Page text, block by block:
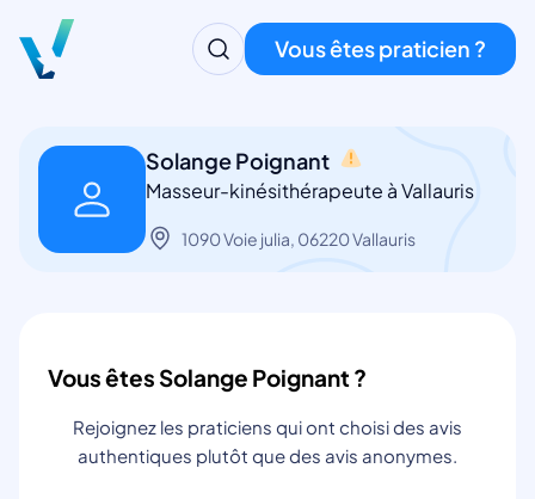
Vous êtes praticien ?
Solange Poignant
Masseur-kinésithérapeute à Vallauris
1090 Voie julia, 06220 Vallauris
Vous êtes Solange Poignant ?
Rejoignez les praticiens qui ont choisi des avis
authentiques plutôt que des avis anonymes.